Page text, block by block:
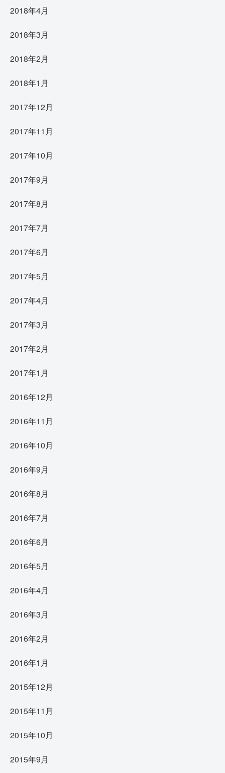
2018年4月
2018年3月
2018年2月
2018年1月
2017年12月
2017年11月
2017年10月
2017年9月
2017年8月
2017年7月
2017年6月
2017年5月
2017年4月
2017年3月
2017年2月
2017年1月
2016年12月
2016年11月
2016年10月
2016年9月
2016年8月
2016年7月
2016年6月
2016年5月
2016年4月
2016年3月
2016年2月
2016年1月
2015年12月
2015年11月
2015年10月
2015年9月